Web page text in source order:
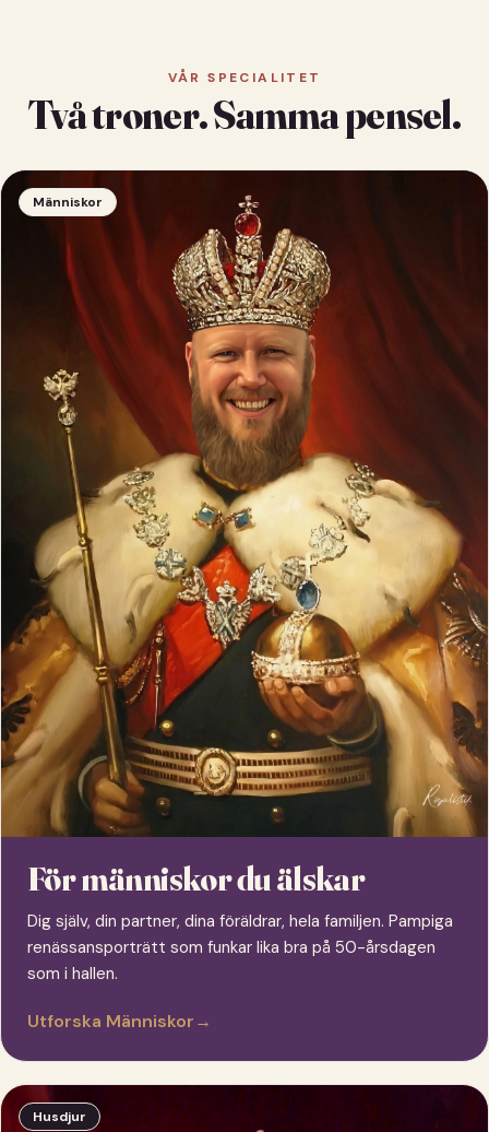
VÅR SPECIALITET
Två troner. Samma pensel.
Människor
För människor du älskar
Dig själv, din partner, dina föräldrar, hela familjen. Pampiga
renässansporträtt som funkar lika bra på 50-årsdagen
som i hallen.
Utforska Människor→
Husdjur